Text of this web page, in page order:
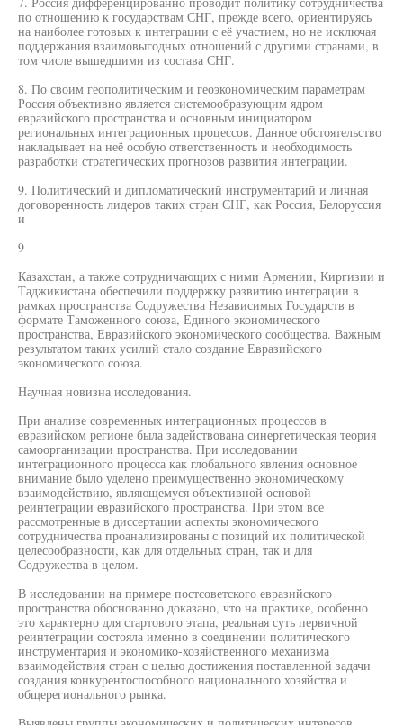
по отношению к государствам СНГ, прежде всего, ориентируясь
на наиболее готовых к интеграции с её участием, но не исключая
поддержания взаимовыгодных отношений с другими странами, в
том числе вышедшими из состава СНГ.
8. По своим геополитическим и геоэкономическим параметрам
Россия объективно является системообразующим ядром
евразийского пространства и основным инициатором
региональных интеграционных процессов. Данное обстоятельство
накладывает на неё особую ответственность и необходимость
разработки стратегических прогнозов развития интеграции.
9. Политический и дипломатический инструментарий и личная
договоренность лидеров таких стран СНГ, как Россия, Белоруссия
и
9
Казахстан, а также сотрудничающих с ними Армении, Киргизии и
Таджикистана обеспечили поддержку развитию интеграции в
рамках пространства Содружества Независимых Государств в
формате Таможенного союза, Единого экономического
пространства, Евразийского экономического сообщества. Важным
результатом таких усилий стало создание Евразийского
экономического союза.
Научная новизна исследования.
При анализе современных интеграционных процессов в
евразийском регионе была задействована синергетическая теория
самоорганизации пространства. При исследовании
интеграционного процесса как глобального явления основное
внимание было уделено преимущественно экономическому
взаимодействию, являющемуся объективной основой
реинтеграции евразийского пространства. При этом все
рассмотренные в диссертации аспекты экономического
сотрудничества проанализированы с позиций их политической
целесообразности, как для отдельных стран, так и для
Содружества в целом.
В исследовании на примере постсоветского евразийского
пространства обоснованно доказано, что на практике, особенно
это характерно для стартового этапа, реальная суть первичной
реинтеграции состояла именно в соединении политического
инструментария и экономико-хозяйственного механизма
взаимодействия стран с целью достижения поставленной задачи
создания конкурентоспособного национального хозяйства и
общерегионального рынка.